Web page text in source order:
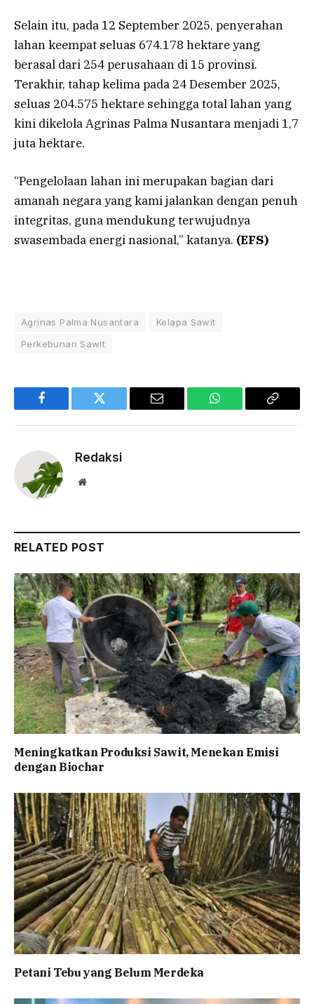
Selain itu, pada 12 September 2025, penyerahan
lahan keempat seluas 674.178 hektare yang
berasal dari 254 perusahaan di 15 provinsi.
Terakhir, tahap kelima pada 24 Desember 2025,
seluas 204.575 hektare sehingga total lahan yang
kini dikelola Agrinas Palma Nusantara menjadi 1,7
juta hektare.
“Pengelolaan lahan ini merupakan bagian dari
amanah negara yang kami jalankan dengan penuh
integritas, guna mendukung terwujudnya
swasembada energi nasional,” katanya. (EFS)
Agrinas Palma Nusantara
Kelapa Sawit
Perkebunan Sawit
Facebook Twitter Email WhatsApp Copy
Redaksi
Website
RELATED POST
Meningkatkan Produksi Sawit, Menekan Emisi
dengan Biochar
Petani Tebu yang Belum Merdeka